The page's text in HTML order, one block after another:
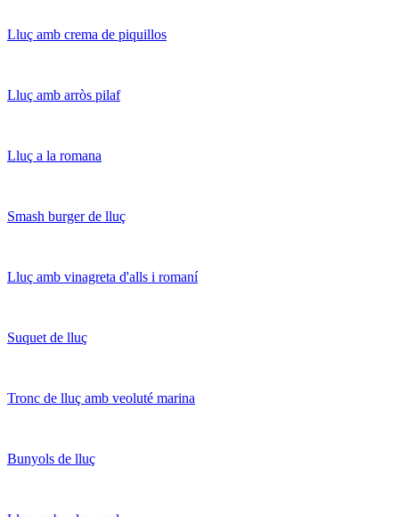
Lluç amb crema de piquillos
Lluç amb arròs pilaf
Lluç a la romana
Smash burger de lluç
Lluç amb vinagreta d'alls i romaní
Suquet de lluç
Tronc de lluç amb veoluté marina
Bunyols de lluç